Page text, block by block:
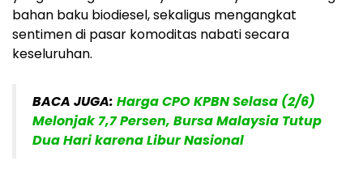
bahan baku biodiesel, sekaligus mengangkat
sentimen di pasar komoditas nabati secara
keseluruhan.
BACA JUGA: Harga CPO KPBN Selasa (2/6)
Melonjak 7,7 Persen, Bursa Malaysia Tutup
Dua Hari karena Libur Nasional